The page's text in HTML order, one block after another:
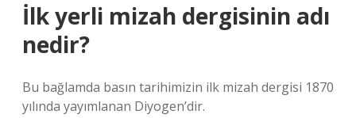
İlk yerli mizah dergisinin adı
nedir?
Bu bağlamda basın tarihimizin ilk mizah dergisi 1870
yılında yayımlanan Diyogen’dir.